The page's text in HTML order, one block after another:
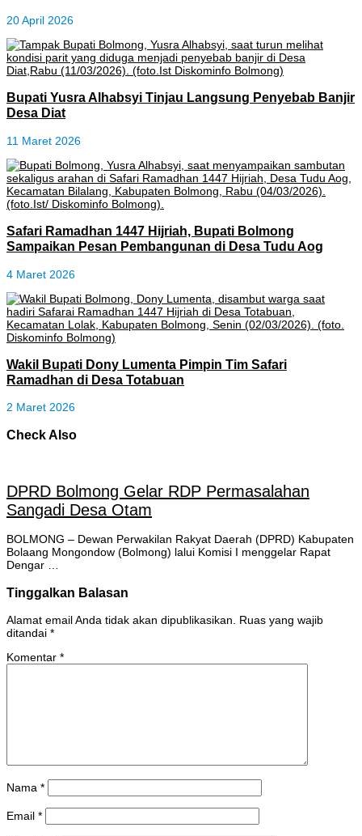
20 April 2026
Bupati Yusra Alhabsyi Tinjau Langsung Penyebab Banjir
Desa Diat
11 Maret 2026
Safari Ramadhan 1447 Hijriah, Bupati Bolmong
Sampaikan Pesan Pembangunan di Desa Tudu Aog
4 Maret 2026
Wakil Bupati Dony Lumenta Pimpin Tim Safari
Ramadhan di Desa Totabuan
2 Maret 2026
Check Also
DPRD Bolmong Gelar RDP Permasalahan
Sangadi Desa Otam
BOLMONG – Dewan Perwakilan Rakyat Daerah (DPRD) Kabupaten
Bolaang Mongondow (Bolmong) lalui Komisi I menggelar Rapat
Dengar …
Tinggalkan Balasan
Alamat email Anda tidak akan dipublikasikan.
Ruas yang wajib
ditandai *
Komentar *
Nama *
Email *